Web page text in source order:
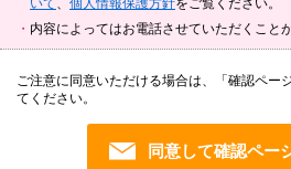
内容によってはお電話させていただくこと
ご注意に同意いただける場合は、「確認ペー
てください。